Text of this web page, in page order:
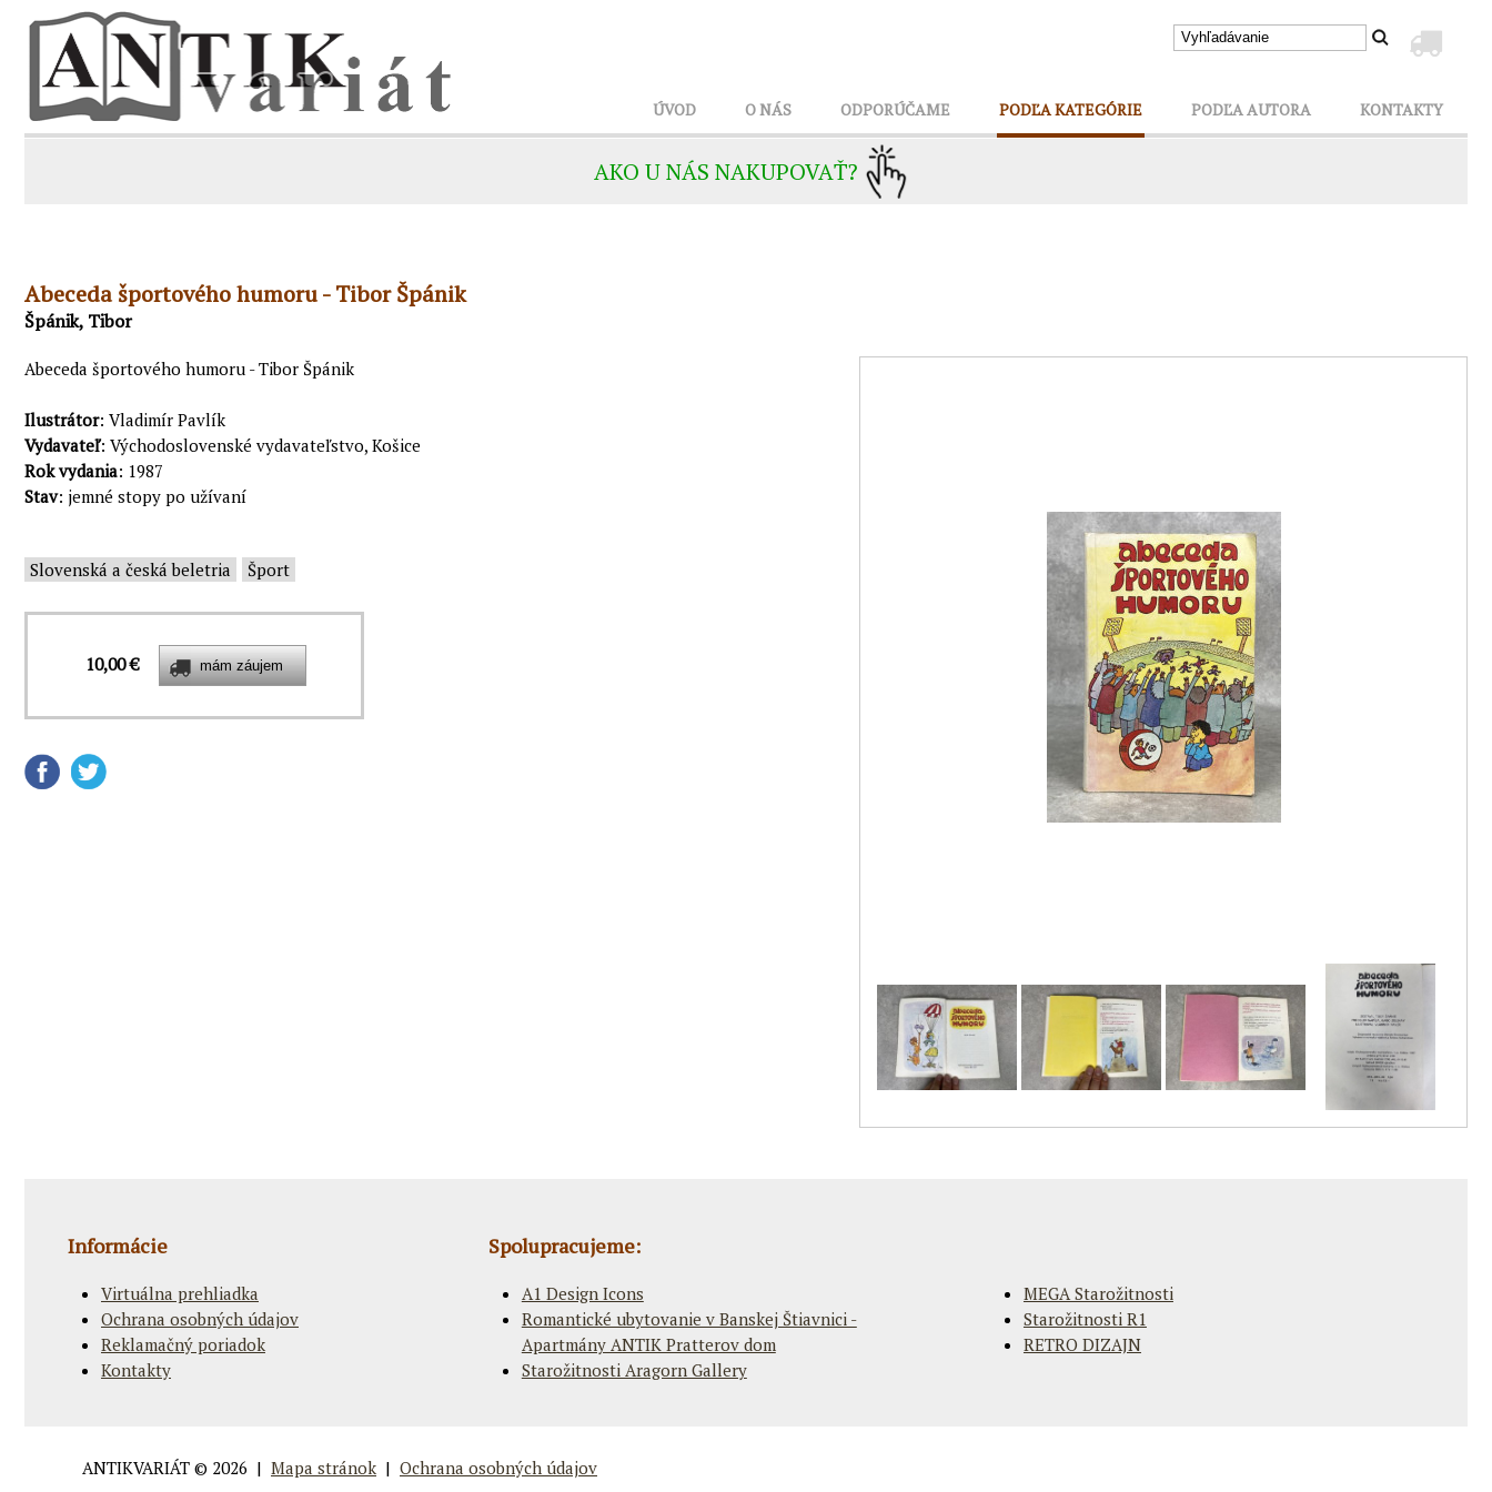
ÚVOD O NÁS ODPORÚČAME PODĽA KATEGÓRIE PODĽA AUTORA KONTAKTY
AKO U NÁS NAKUPOVAŤ?
Abeceda športového humoru - Tibor Špánik
Špánik, Tibor
Abeceda športového humoru - Tibor Špánik
Ilustrátor: Vladimír Pavlík
Vydavateľ: Východoslovenské vydavateľstvo, Košice
Rok vydania: 1987
Stav: jemné stopy po užívaní
Slovenská a česká beletria Šport
10,00 €
Informácie
Virtuálna prehliadka
Ochrana osobných údajov
Reklamačný poriadok
Kontakty
Spolupracujeme:
A1 Design Icons
Romantické ubytovanie v Banskej Štiavnici -
Apartmány ANTIK Pratterov dom
Starožitnosti Aragorn Gallery
MEGA Starožitnosti
Starožitnosti R1
RETRO DIZAJN
ANTIKVARIÁT © 2026 | Mapa stránok | Ochrana osobných údajov